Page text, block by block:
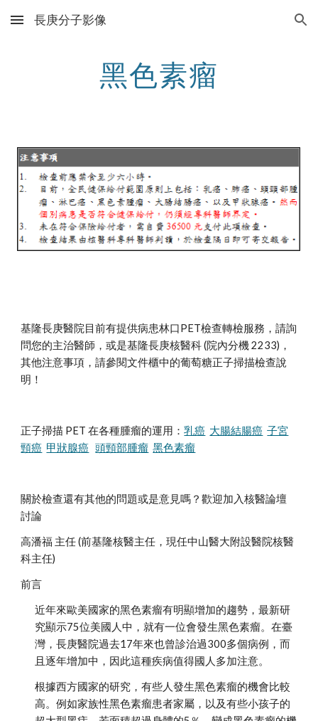
Skip to main content Skip to navigation
長庚分子影像
黑色素瘤
基隆長庚醫院目前有提供病患林口PET檢查轉檢服務，請詢
問您的主治醫師，或是基隆長庚核醫科 (院內分機 2233)，
其他注意事項，請參閱文件櫃中的葡萄糖正子掃描檢查說
明！
正子掃描 PET 在各種腫瘤的運用：乳癌 大腸結腸癌 子宮
頸癌 甲狀腺癌 頭頸部腫瘤 黑色素瘤
關於檢查還有其他的問題或是意見嗎？歡迎加入核醫論壇
討論
高潘福 主任 (前基隆核醫主任，現任中山醫大附設醫院核醫
科主任)
前言
近年來歐美國家的黑色素瘤有明顯增加的趨勢，最新研
究顯示75位美國人中，就有一位會發生黑色素瘤。在臺
灣，長庚醫院過去17年來也曾診治過300多個病例，而
且逐年增加中，因此這種疾病值得國人多加注意。
根據西方國家的研究，有些人發生黑色素瘤的機會比較
高。例如家族性黑色素瘤患者家屬，以及有些小孩子的